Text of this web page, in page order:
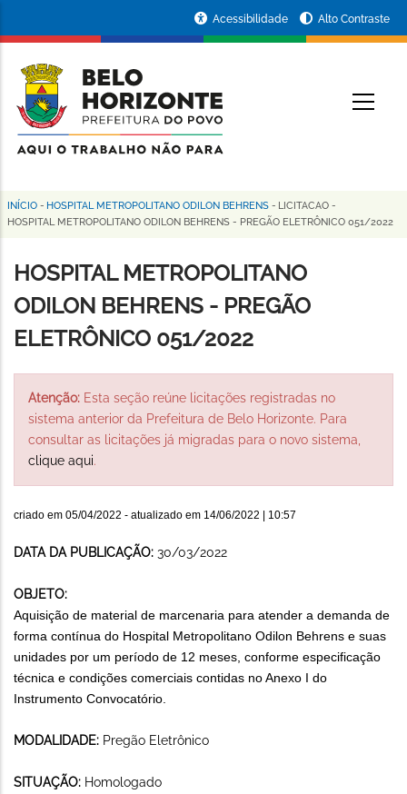
conteúdo
principal
da
Prefeitura
de
Horizonte
Acessibilidade Alto Contraste
Trilha
navegação
INÍCIO - HOSPITAL METROPOLITANO ODILON BEHRENS - LICITACAO -
HOSPITAL METROPOLITANO ODILON BEHRENS - PREGÃO ELETRÔNICO 051/2022
HOSPITAL METROPOLITANO
ODILON BEHRENS - PREGÃO
ELETRÔNICO 051/2022
Atenção: Esta seção reúne licitações registradas no
sistema anterior da Prefeitura de Belo Horizonte. Para
consultar as licitações já migradas para o novo sistema,
clique aqui.
criado em 05/04/2022 - atualizado em 14/06/2022 | 10:57
DATA DA PUBLICAÇÃO: 30/03/2022
OBJETO:
Aquisição de material de marcenaria para atender a demanda de
forma contínua do Hospital Metropolitano Odilon Behrens e suas
unidades por um período de 12 meses, conforme especificação
técnica e condições comerciais contidas no Anexo I do
Instrumento Convocatório.
MODALIDADE: Pregão Eletrônico
SITUAÇÃO: Homologado